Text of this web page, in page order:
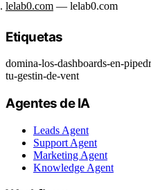
lelab0.com — lelab0.com
Etiquetas
domina-los-dashboards-en-
tu-gestin-de-vent
Agentes de IA
Leads Agent
Support Agent
Marketing Agent
Knowledge Agent